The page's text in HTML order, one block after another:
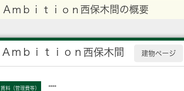
Ａｍｂｉｔｉｏｎ西保木間の概要
Ａｍｂｉｔｉｏｎ西保木間 建物ページ
賃料（管理費等） ****